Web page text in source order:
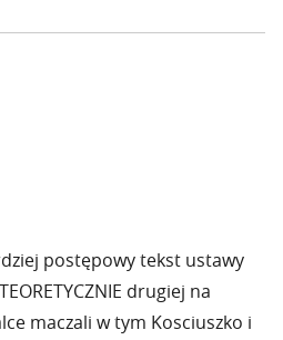
postępowy tekst ustawy
drugiej na
maczali w tym Kosciuszko i